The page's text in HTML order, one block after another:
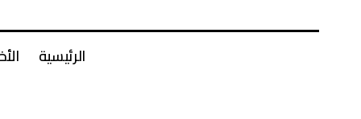
الرئيسية